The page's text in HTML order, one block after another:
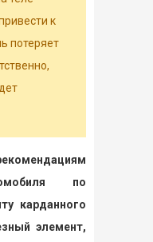
к
потеряет
по
карданного
элемент,